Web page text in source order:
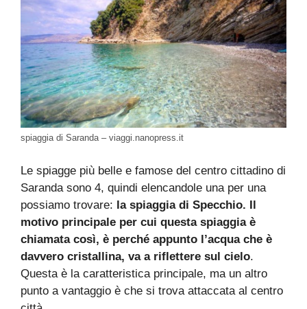
spiaggia di Saranda – viaggi.nanopress.it
Le spiagge più belle e famose del centro cittadino di
Saranda sono 4, quindi elencandole una per una
possiamo trovare: la spiaggia di Specchio. Il
motivo principale per cui questa spiaggia è
chiamata così, è perché appunto l’acqua che è
davvero cristallina, va a riflettere sul cielo.
Questa è la caratteristica principale, ma un altro
punto a vantaggio è che si trova attaccata al centro